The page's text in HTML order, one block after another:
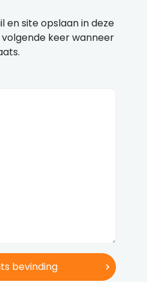
en site opslaan in deze
keer wanneer